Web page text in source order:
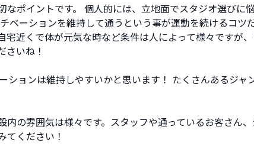
ポイントです。 個人的には、立地面でスタジオ選びに悩
ベーションを維持して通うという事が運動を続けるコツ
近くで体が元気な時など条件は人によって様々ですが
いね！
ョンは維持しやすいかと思います！ たくさんあるジャ
の雰囲気は様々です。スタッフや通っているお客さん
てください！